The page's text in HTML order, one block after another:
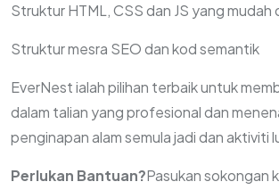
Struktur HTML, CSS dan JS yang mudah
Struktur mesra SEO dan kod semantik
EverNest ialah pilihan terbaik untuk
dalam talian yang profesional dan
penginapan alam semula jadi dan aktiviti
Perlukan Bantuan?Pasukan sokongan